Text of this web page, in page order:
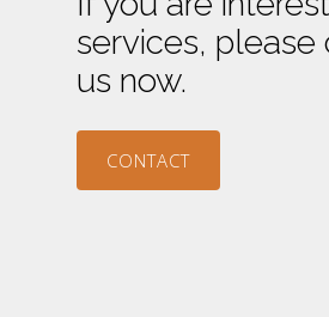
services, please
us now.
CONTACT